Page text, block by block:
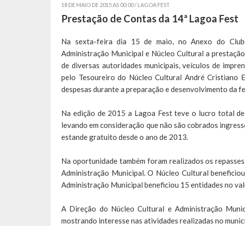
18 DE MAIO DE 2015 AS 00:00 / LAGOA FEST
Prestação de Contas da 14ª Lagoa Fest
Na sexta-feira dia 15 de maio, no Anexo do
Administração Municipal e Núcleo Cultural a
de diversas autoridades municipais, veículos de
pelo Tesoureiro do Núcleo Cultural André Cristiano
despesas durante a preparação e desenvolvimento da
Na edição de 2015 a Lagoa Fest teve o lucro total
levando em consideração que não são cobrados
estande gratuito desde o ano de 2013.
Na oportunidade também foram realizados os
Administração Municipal. O Núcleo Cultural
Administração Municipal beneficiou 15 entidades no
A Direção do Núcleo Cultural e Administração
mostrando interesse nas atividades realizadas no